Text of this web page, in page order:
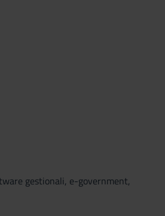
gestionali, e-government,